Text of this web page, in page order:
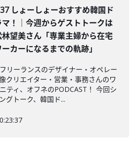
しょーしょーおすすめ韓国ド
マ！｜今週からゲストトークは
林望美さん「専業主婦から在宅
ーカーになるまでの軌跡」
リーランスのデザイナー・オペレー
クリエイター・営業・事務さんのワ
ティ、オフネのPODCAST！ 今回シ
グトーク、韓国ド...